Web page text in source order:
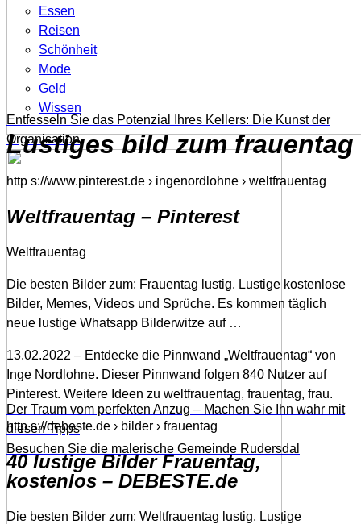
Entfesseln Sie das Potenzial Ihres Kellers: Die Kunst der
Organisation
Der Traum vom perfekten Anzug – Machen Sie Ihn wahr mit
diesen Tipps
Besuchen Sie die malerische Gemeinde Rudersdal
Essen
Reisen
Schönheit
Mode
Geld
Wissen
Lustiges bild zum frauentag
http s://www.pinterest.de › ingenordlohne › weltfrauentag
Weltfrauentag – Pinterest
Weltfrauentag
Die besten Bilder zum: Frauentag lustig. Lustige kostenlose
Bilder, Memes, Videos und Sprüche. Es kommen täglich
neue lustige Whatsapp Bilderwitze auf …
13.02.2022 – Entdecke die Pinnwand „Weltfrauentag“ von
Inge Nordlohne. Dieser Pinnwand folgen 840 Nutzer auf
Pinterest. Weitere Ideen zu weltfrauentag, frauentag, frau.
http s://debeste.de › bilder › frauentag
40 lustige Bilder Frauentag,
kostenlos – DEBESTE.de
Die besten Bilder zum: Weltfrauentag lustig. Lustige